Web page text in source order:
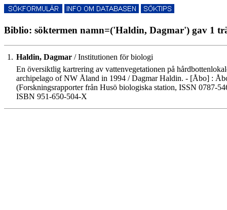
Biblio: söktermen namn=('Haldin, Dagmar') gav 1
1. Haldin, Dagmar / Institutionen för biologi
En översiktlig kartrering av vattenvegetationen på
archipelago of NW Åland in 1994 / Dagmar Haldin. - [Åbo] :
(Forskningsrapporter från Husö biologiska station, ISSN 0787-
ISBN 951-650-504-X